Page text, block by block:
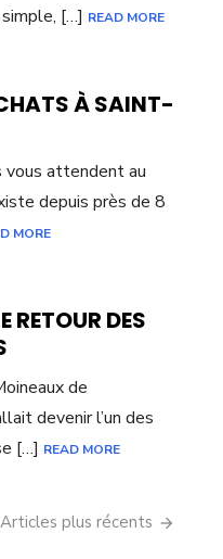
simple, […] READ MORE
À SAINT-
vous attendent au
depuis près de 8
MORE
RETOUR DES
de
devenir l’un des
[…] READ MORE
Articles plus récents